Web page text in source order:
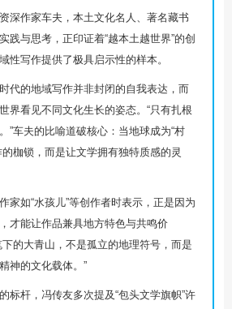
深作家车夫，本土文化名人、著名藏书
践与思考，正印证着“越本土越世界”的创
性写作提供了极具启示性的样本。
代的地域写作并非封闭的自我表达，而
界看见不同文化生长的姿态。“只有扎根
”车夫的比喻道破核心：当地球成为“村
枷锁，而是让文学拥有独特质感的灵
家如“水孩儿”等创作者时表示，正是因为
才能让作品兼具地方特色与共鸣价
的大青山，不是孤立的地理符号，而是
神的文化载体。”
标杆，冯传友多次提及“包头文学旗帜”许